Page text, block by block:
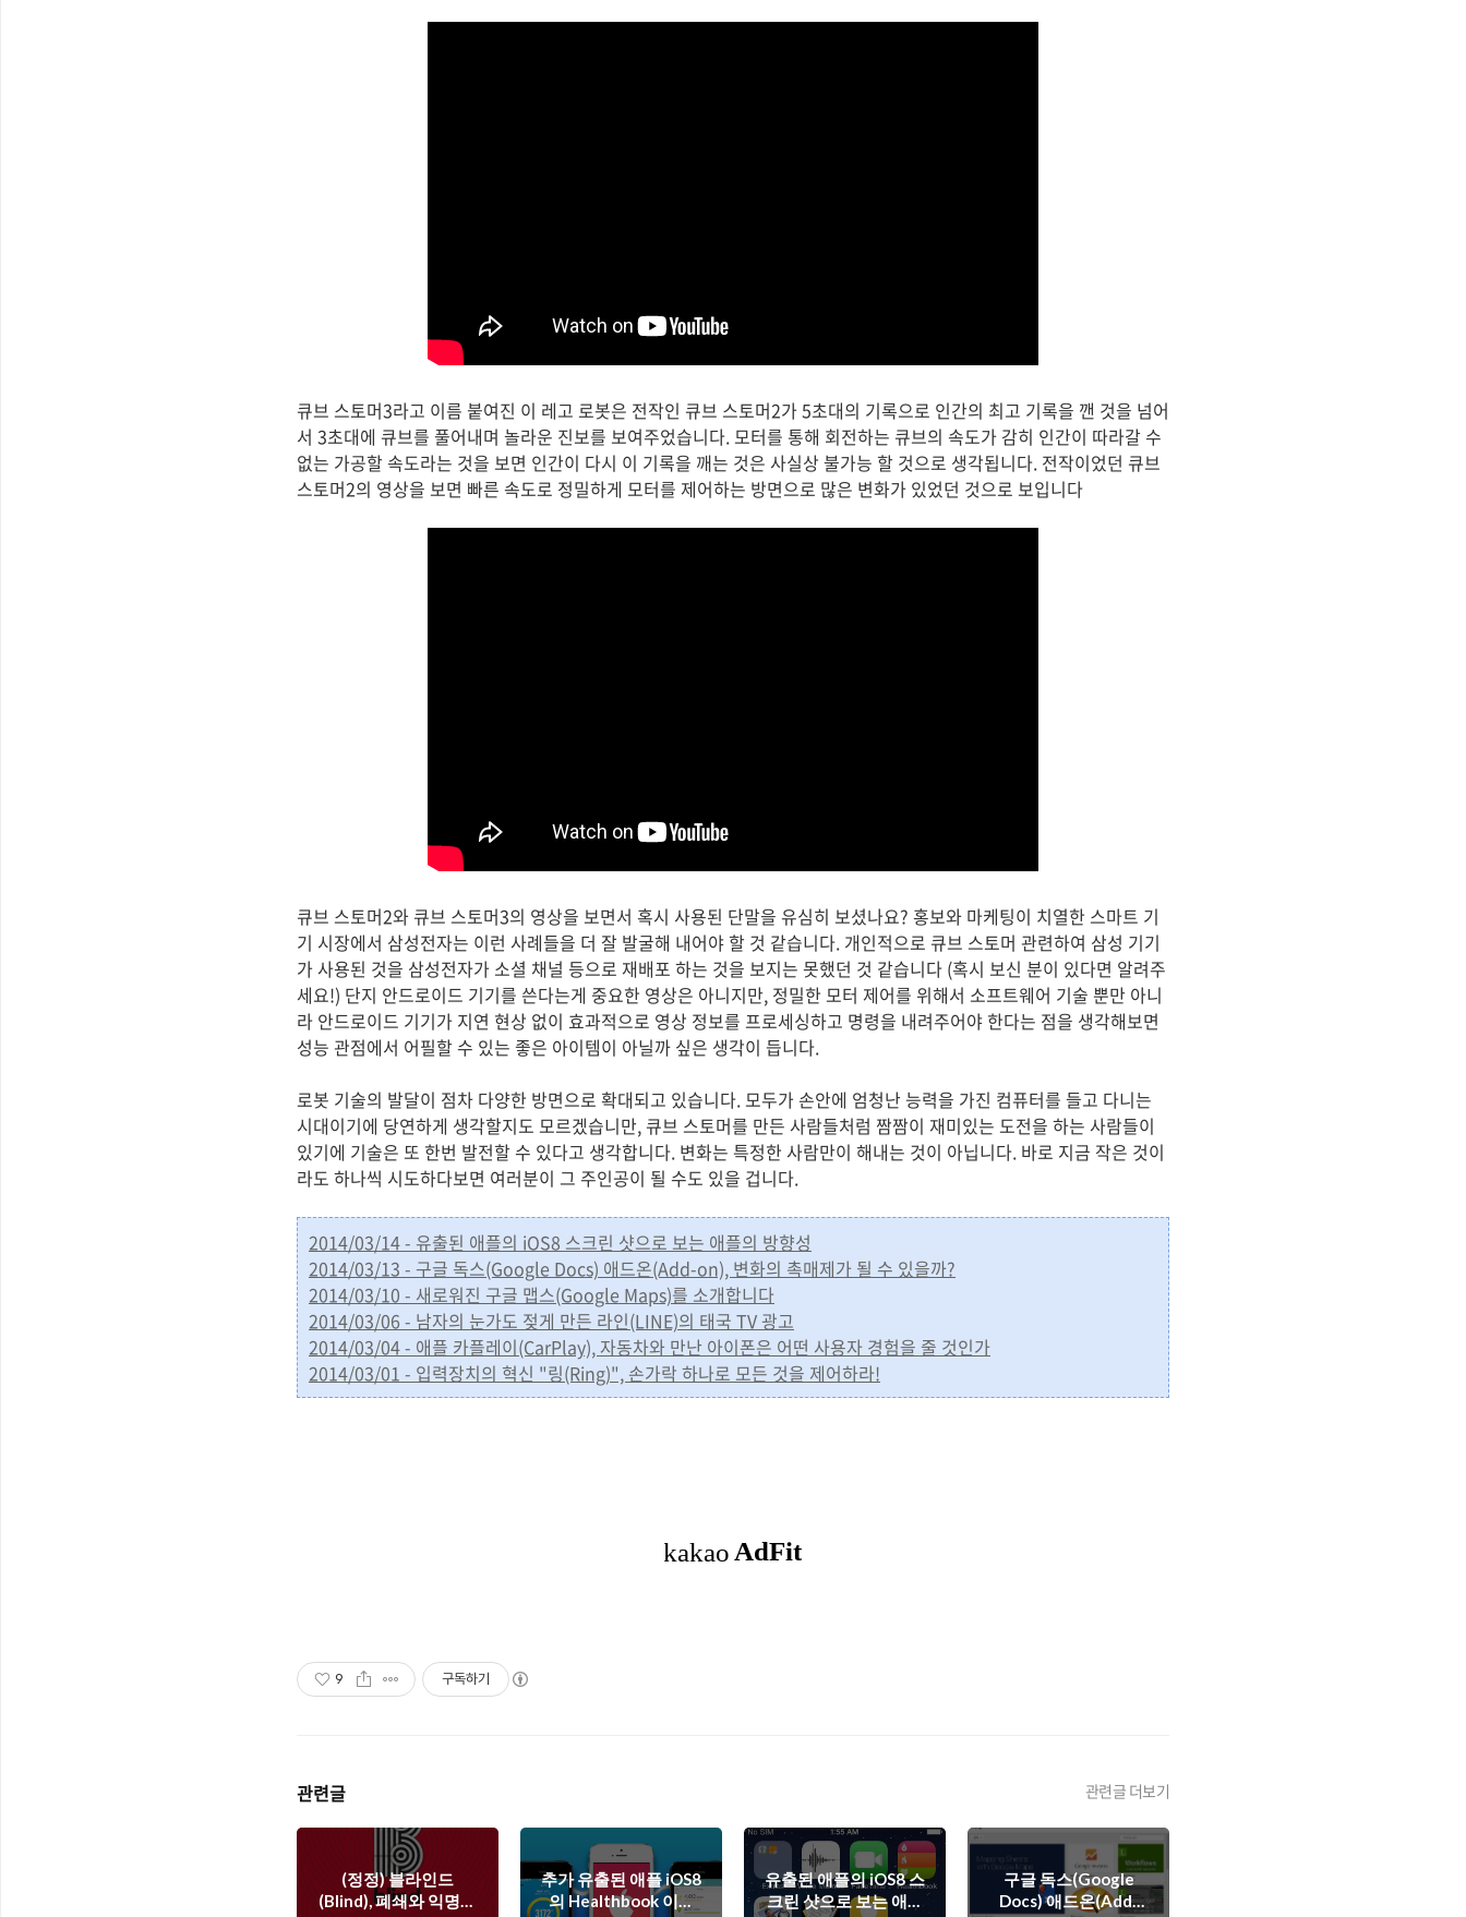
큐브 스토머3라고 이름 붙여진 이 레고 로봇은 전작인 큐브 스토머2가 5초대의 기록으로 인간의 최고 기록을 깬 것을 넘어
서 3초대에 큐브를 풀어내며 놀라운 진보를 보여주었습니다. 모터를 통해 회전하는 큐브의 속도가 감히 인간이 따라갈 수
없는 가공할 속도라는 것을 보면 인간이 다시 이 기록을 깨는 것은 사실상 불가능 할 것으로 생각됩니다. 전작이었던 큐브
스토머2의 영상을 보면 빠른 속도로 정밀하게 모터를 제어하는 방면으로 많은 변화가 있었던 것으로 보입니다
큐브 스토머2와 큐브 스토머3의 영상을 보면서 혹시 사용된 단말을 유심히 보셨나요? 홍보와 마케팅이 치열한 스마트 기
기 시장에서 삼성전자는 이런 사례들을 더 잘 발굴해 내어야 할 것 같습니다. 개인적으로 큐브 스토머 관련하여 삼성 기기
가 사용된 것을 삼성전자가 소셜 채널 등으로 재배포 하는 것을 보지는 못했던 것 같습니다 (혹시 보신 분이 있다면 알려주
세요!) 단지 안드로이드 기기를 쓴다는게 중요한 영상은 아니지만, 정밀한 모터 제어를 위해서 소프트웨어 기술 뿐만 아니
라 안드로이드 기기가 지연 현상 없이 효과적으로 영상 정보를 프로세싱하고 명령을 내려주어야 한다는 점을 생각해보면
성능 관점에서 어필할 수 있는 좋은 아이템이 아닐까 싶은 생각이 듭니다.
로봇 기술의 발달이 점차 다양한 방면으로 확대되고 있습니다. 모두가 손안에 엄청난 능력을 가진 컴퓨터를 들고 다니는
시대이기에 당연하게 생각할지도 모르겠습니만, 큐브 스토머를 만든 사람들처럼 짬짬이 재미있는 도전을 하는 사람들이
있기에 기술은 또 한번 발전할 수 있다고 생각합니다. 변화는 특정한 사람만이 해내는 것이 아닙니다. 바로 지금 작은 것이
라도 하나씩 시도하다보면 여러분이 그 주인공이 될 수도 있을 겁니다.
2014/03/14 - 유출된 애플의 iOS8 스크린 샷으로 보는 애플의 방향성
2014/03/13 - 구글 독스(Google Docs) 애드온(Add-on), 변화의 촉매제가 될 수 있을까?
2014/03/10 - 새로워진 구글 맵스(Google Maps)를 소개합니다
2014/03/06 - 남자의 눈가도 젖게 만든 라인(LINE)의 태국 TV 광고
2014/03/04 - 애플 카플레이(CarPlay), 자동차와 만난 아이폰은 어떤 사용자 경험을 줄 것인가
2014/03/01 - 입력장치의 혁신 "링(Ring)", 손가락 하나로 모든 것을 제어하라!
9 구독하기
관련글 관련글 더보기
(정정) 블라인드
(Blind), 폐쇄와 익명이
추가 유출된 애플 iOS8
의 Healthbook 이미
유출된 애플의 iOS8 스
크린 샷으로 보는 애플
구글 독스(Google
Docs) 애드온(Add-